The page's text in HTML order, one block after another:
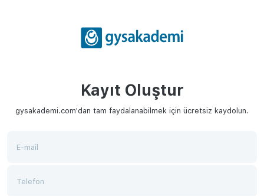
Kayıt Oluştur
gysakademi.com'dan tam faydalanabilmek için ücretsiz kaydolun.